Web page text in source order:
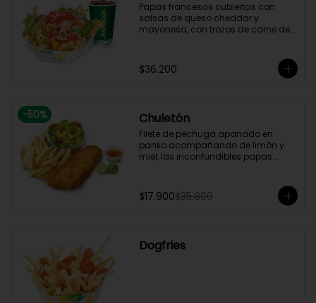
Papas francesas cubiertas con
salsas de queso cheddar y
mayonesa, con trozos de carne de
trozos de tomate maduro y trozos
de cebollas de piel roja y gaseosa
$36.200
-50% Chuletón
Filete de pechuga apanado en
panko acompañando de limón y
miel, las inconfundibles papas
en julianas, tomates cherrys
cortados en mitades con
$17.900$35.800
Dogfries